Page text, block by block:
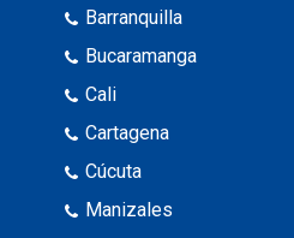
Barranquilla
Bucaramanga
Cali
Cartagena
Cúcuta
Manizales